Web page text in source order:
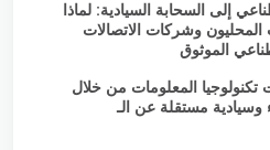
إلى السحابة السيادية: لماذا
وشركات الاتصالات
الموثوق
المعلومات من خلال
مستقلة عن الـ